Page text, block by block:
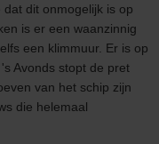
dit onmogelijk is op
is er een waanzinnig
een klimmuur. Er is op
Avonds stopt de pret
van het schip zijn
die helemaal